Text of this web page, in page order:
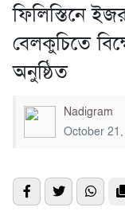
ফিলিস্তিনে
বেলকুচিতে
অনুষ্ঠিত
Nadigram
October